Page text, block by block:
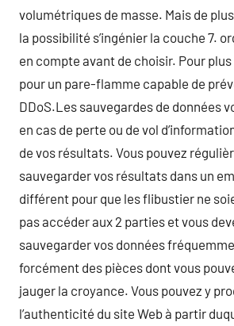
volumétriques de masse. Mais de
la possibilité s’ingénier la couche 7.
en compte avant de choisir. Pour
pour un pare-flamme capable de
DDoS.Les sauvegardes de données
en cas de perte ou de vol
de vos résultats. Vous pouvez
sauvegarder vos résultats dans un
différent pour que les flibustier ne
pas accéder aux 2 parties et vous
sauvegarder vos données
forcément des pièces dont vous
jauger la croyance. Vous pouvez y
l’authenticité du site Web à partir